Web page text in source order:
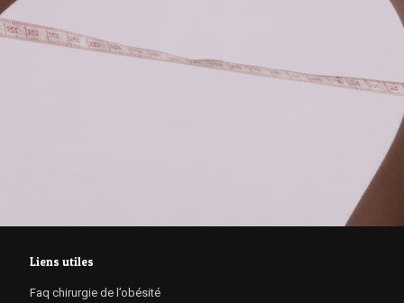
Liens utiles
Faq chirurgie de l’obésité